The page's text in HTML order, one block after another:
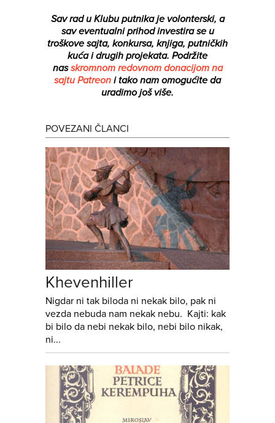
Sav rad u Klubu putnika je volonterski, a
sav eventualni prihod investira se u
troškove sajta, konkursa, knjiga, putničkih
kuća i drugih projekata. Podržite
nasskromnom redovnom donacijom na
sajtu Patreon i tako nam omogućite da
uradimo još više.
POVEZANI ČLANCI
Khevenhiller
Nigdar ni tak biloda ni nekak bilo, pak ni
vezda nebuda nam nekak nebu. Kajti: kak
bi bilo da nebi nekak bilo, nebi bilo nikak,
ni...